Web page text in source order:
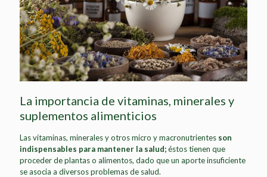
La importancia de vitaminas, minerales y
suplementos alimenticios
Las vitaminas, minerales y otros micro y macronutrientes son
indispensables para mantener la salud;éstos tienen que
proceder de plantas o alimentos, dado que un aporte insuficiente
se asocia a diversos problemas de salud.